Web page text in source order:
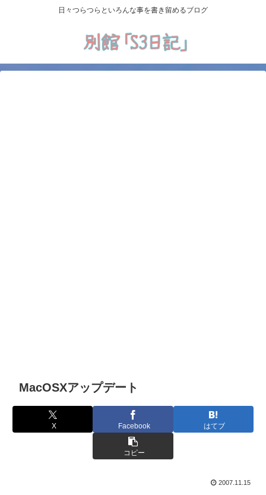
日々つらつらといろんな事を書き留めるブログ
MacOSXアップデート
X Facebook はてブ
コピー
2007.11.15